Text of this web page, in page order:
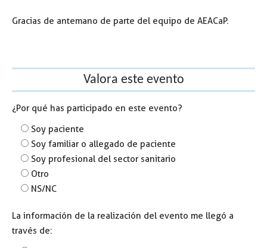
Gracias de antemano de parte del equipo de AEACaP.
Valora este evento
¿Por qué has participado en este evento?
Soy paciente
Soy familiar o allegado de paciente
Soy profesional del sector sanitario
Otro
NS/NC
La información de la realización del evento me llegó a
través de: